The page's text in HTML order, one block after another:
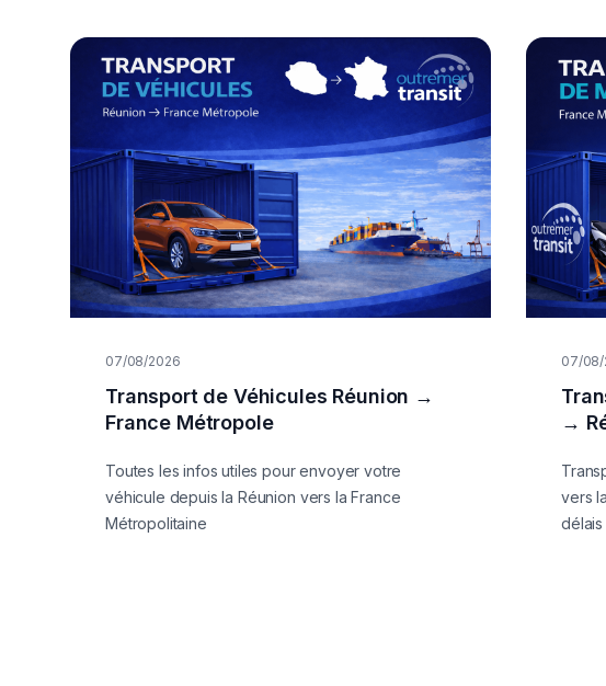
07/08/2026
Transport de Véhicules Réunion →
France Métropole
Toutes les infos utiles pour envoyer votre
véhicule depuis la Réunion vers la France
Métropolitaine
07/08/
→
vers